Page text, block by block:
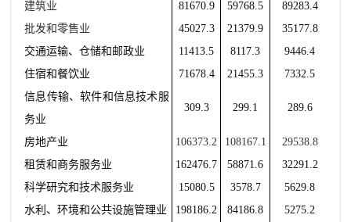
建筑业 81670.9 59768.5 89283.4
批发和零售业
45027.3 21379.9
35177.8
交通运输、仓储和邮政业
11413.5 8117.3
9446.4
住宿和餐饮业
71678.4 21455.3
7332.5
信息传输、软件和信息技术服
务业
309.3 299.1 289.6
房地产业 106373.2 108167.1
29538.8
租赁和商务服务业
162476.7 58871.6 32291.2
科学研究和技术服务业
15080.5 3578.7
5629.8
水利、环境和公共设施管理业
198186.2 84186.8
5275.2